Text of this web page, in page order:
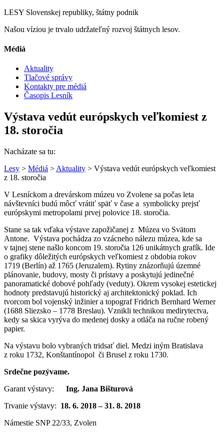
LESY Slovenskej republiky, štátny podnik
Našou víziou je trvalo udržateľný rozvoj štátnych lesov.
Médiá
Aktuality
Tlačové správy
Kontakty pre médiá
Časopis Lesník
Výstava vedút európskych veľkomiest z
18. storočia
Nacházate sa tu:
Lesy > Médiá > Aktuality > Výstava vedút európskych veľkomiest
z 18. storočia
V Lesníckom a drevárskom múzeu vo Zvolene sa počas leta
návštevníci budú môcť vrátiť späť v čase a symbolicky prejsť
európskymi metropolami prvej polovice 18. storočia.
Stane sa tak vďaka výstave zapožičanej z Múzea vo Svätom
Antone. Výstava pochádza zo vzácneho nálezu múzea, kde sa
v tajnej stene našlo koncom 19. storočia 126 unikátnych grafík. Ide
o grafiky dôležitých európskych veľkomiest z obdobia rokov
1719 (Berlín) až 1765 (Jeruzalem). Rytiny znázorňujú územné
plánovanie, budovy, mosty či prístavy a poskytujú jedinečné
panoramatické dobové pohľady (veduty). Okrem vysokej estetickej
hodnoty predstavujú historický aj architektonický poklad. Ich
tvorcom bol vojenský inžinier a topograf Fridrich Bernhard Werner
(1688 Sliezsko – 1778 Breslau). Vznikli technikou medirytectva,
kedy sa skica vyrýva do medenej dosky a otláča na ručne robený
papier.
Na výstavu bolo vybraných tridsať diel. Medzi iným Bratislava
z roku 1732, Konštantínopol či Brusel z roku 1730.
Srdečne pozývame.
Garant výstavy: Ing. Jana Bišturová
Trvanie výstavy: 18. 6. 2018 – 31. 8. 2018
Námestie SNP 22/33, Zvolen